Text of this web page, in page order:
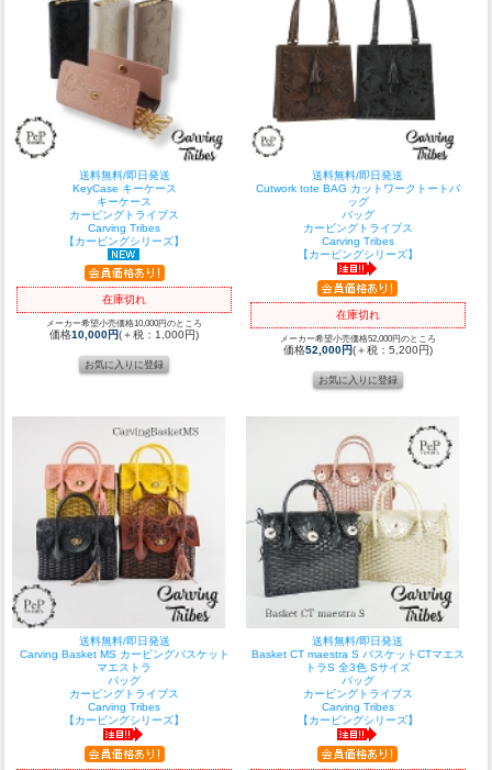
送料無料/即日発送
KeyCase キーケース
キーケース
カービングトライブス
Carving Tribes
【カービングシリーズ】
在庫切れ
メーカー希望小売価格10,000円のところ
価格10,000円(＋税：1,000円)
送料無料/即日発送
Cutwork tote BAG カットワークトートバ
ッグ
バッグ
カービングトライブス
Carving Tribes
【カービングシリーズ】
在庫切れ
メーカー希望小売価格52,000円のところ
価格52,000円(＋税：5,200円)
送料無料/即日発送
Carving Basket MS カービングバスケット
マエストラ
バッグ
カービングトライブス
Carving Tribes
【カービングシリーズ】
送料無料/即日発送
Basket CT maestra S バスケットCTマエス
トラS 全3色 Sサイズ
バッグ
カービングトライブス
Carving Tribes
【カービングシリーズ】